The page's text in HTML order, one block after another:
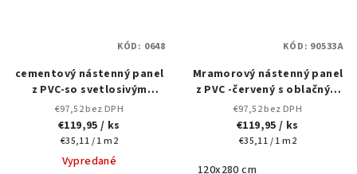
cementový nástenný panel
z PVC-so svetlosivým
vzorom-Univerzálny dizajn
pre moderné interiéry-
0648-120x280 cm
€97,52 bez DPH
€119,95/ ks
Jednotková
cena:
€35,11 / 1 m2
Vypredané
KÓD: 0648
Mramorový nástenný panel
z PVC -červený s oblačným
vzorom - 90533A-120x280 cm
| Odvážny a elegantný
dizajn
€97,52 bez DPH
€119,95/ ks
Jednotková
€35,11 / 1 m2
120x280 cm
KÓD: 90533A